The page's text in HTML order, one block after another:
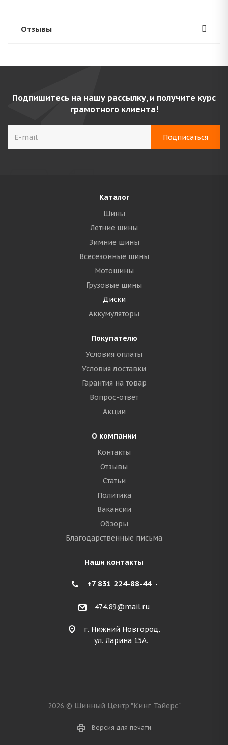
Отзывы
Подпишитесь на нашу рассылку, и получите курс
грамотного клиента!
Каталог
Шины
Летние шины
Зимние шины
Всесезонные шины
Мотошины
Грузовые шины
Диски
Аккумуляторы
Покупателю
Условия оплаты
Условия доставки
Гарантия на товар
Вопрос-ответ
Акции
О компании
Контакты
Отзывы
Статьи
Политика
Вакансии
Обзоры
Благодарственные письма
Наши контакты
+7 831 224-88-44
474.89@mail.ru
г. Нижний Новгород,
ул. Ларина 15А.
2026 © Шинный Центр "Кинг Тайерс"
Версия для печати